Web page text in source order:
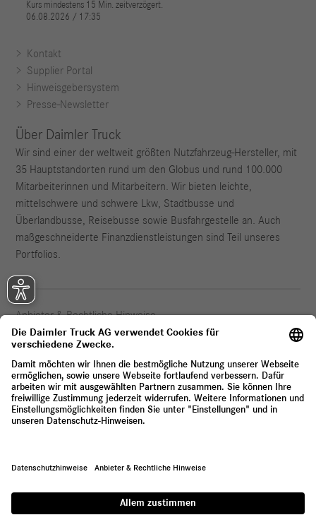
Kontakt
Supplier Portal
Hinweisgebersystem
Presse-Newsletter
Über Daimler Truck
Wir sind einer der weltweit größten Nutzfahrzeug-Hersteller, mit
35 Hauptstandorten rund um den Globus und rund 100.000
Mitarbeiterinnen und Mitarbeitern. Wir bieten leichte,
mittelschwere und schwere Lkw, Stadtbusse und
Überlandbusse, Reisebusse sowie Busfahrgestelle an. Auch
maßgeschneiderte Finanzdienstleistungen sind Teil unseres
Portfolios.
Anbieter & Rechtliche Hinweise
Datenschutz